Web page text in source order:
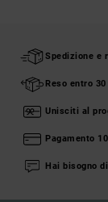
Spedizione e
Reso entro
Unisciti al
Pagamento
Hai bisogno